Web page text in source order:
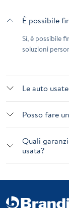
È possibile
Sì, è possibile
soluzioni
Le auto
Posso fare
Quali
usata?